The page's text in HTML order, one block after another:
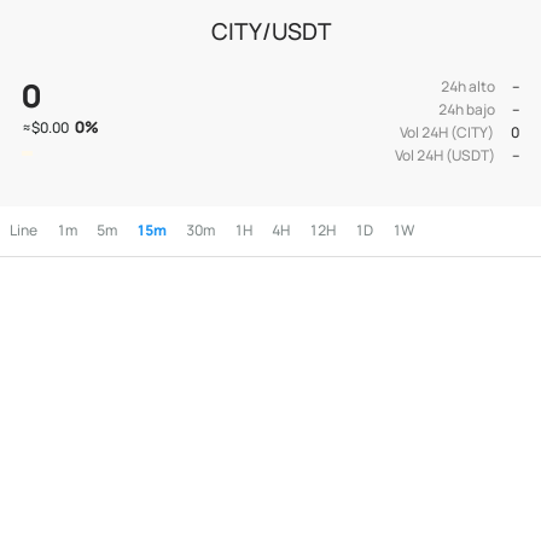
CITY/USDT
0
≈$0.00 0%
24h alto
--
24h bajo
--
Vol 24H (CITY)
0
Vol 24H (USDT)
--
Line 1m 5m 15m 30m 1H 4H 12H 1D 1W